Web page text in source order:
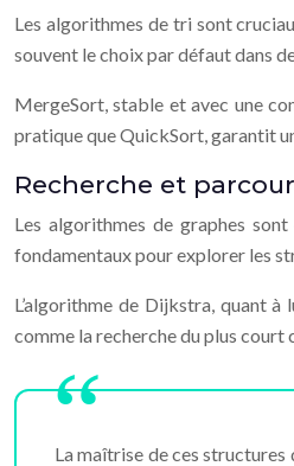
Les algorithmes de tri sont
souvent le choix par défaut dans
MergeSort, stable et avec une
pratique que QuickSort, garantit
Recherche et
Les algorithmes de graphes
fondamentaux pour explorer les
L’algorithme de Dijkstra, quant
comme la recherche du plus court
La maîtrise de ces structures